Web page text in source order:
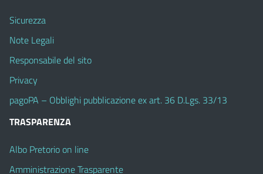
Sicurezza
Note Legali
Responsabile del sito
Privacy
pagoPA – Obblighi pubblicazione ex art. 36 D.Lgs. 33/13
TRASPARENZA
Albo Pretorio on line
Amministrazione Trasparente